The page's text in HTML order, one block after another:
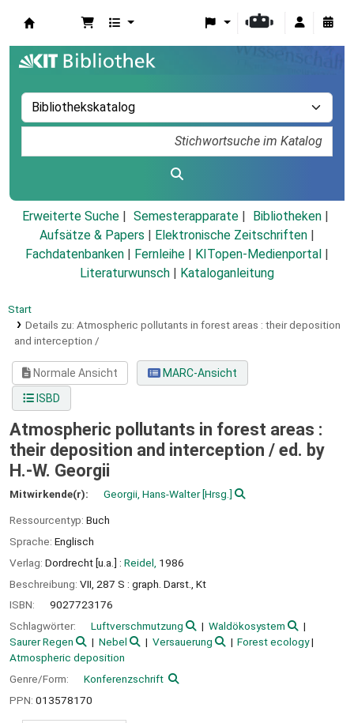
Erweiterte Suche Semesterapparate
Bibliotheken
Aufsätze & Papers
Elektronische Zeitschriften
Fachdatenbanken
Fernleihe KITopen-Medienportal
Literaturwunsch
Kataloganleitung
Start
Details zu: Atmospheric pollutants in forest areas : their deposition
and interception /
Normale Ansicht
MARC-Ansicht
ISBD
Atmospheric pollutants in forest areas :
their deposition and interception / ed. by
H.-W. Georgii
Mitwirkende(r): Georgii, Hans-Walter[Hrsg.]
Ressourcentyp: Buch
Sprache: Englisch
Verlag: Dordrecht [u.a.] : Reidel, 1986
Beschreibung: VII, 287 S : graph. Darst., Kt
ISBN:
9027723176
Schlagwörter:
Luftverschmutzung
Waldökosystem
Saurer Regen
Nebel Versauerung
Forest ecology
Atmospheric deposition
Genre/Form:
Konferenzschrift
PPN: 013578170